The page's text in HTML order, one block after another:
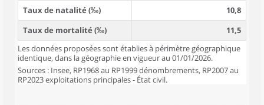
Taux de natalité (‰)
10,8
Taux de mortalité (‰)
11,5
Les données proposées sont établies à périmètre géographique
identique, dans la géographie en vigueur au 01/01/2026.
Sources : Insee, RP1968 au RP1999 dénombrements, RP2007 au
RP2023 exploitations principales - État civil.